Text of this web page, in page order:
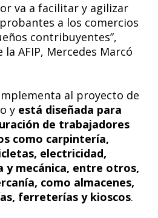
va a facilitar y agilizar
a los comercios
contribuyentes”,
AFIP, Mercedes Marcó
al proyecto de
y está diseñada para
de trabajadores
como carpintería,
electricidad,
y mecánica, entre otros,
como almacenes,
ferreterías y kioscos.